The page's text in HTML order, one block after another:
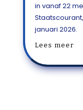
in vanaf 22
januari 2026.
Lees meer